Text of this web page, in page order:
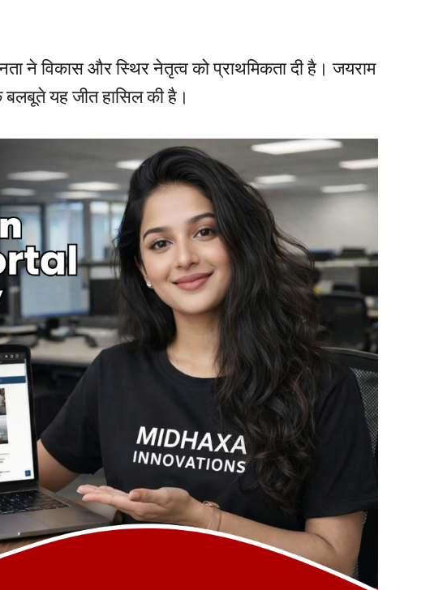
ने विकास और स्थिर नेतृत्व को प्राथमिकता दी है। जयराम
यह जीत हासिल की है।